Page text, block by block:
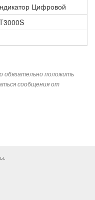
Цифровой
обязательно положить
сообщения от